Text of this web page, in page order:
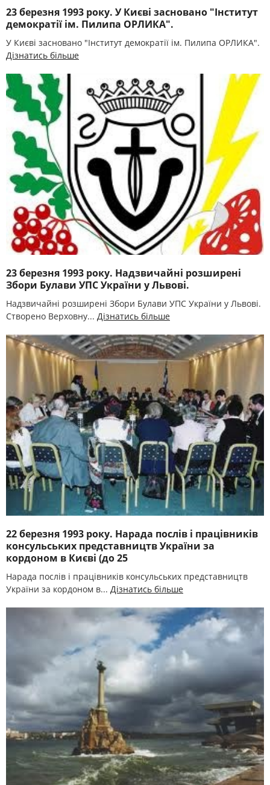
23 березня 1993 року. У Києві засновано "Інститут
демократії ім. Пилипа ОРЛИКА".
У Києві засновано "Інститут демократії ім. Пилипа ОРЛИКА".
Дізнатись більше
23 березня 1993 року. Надзвичайні розширені
Збори Булави УПС України у Львові.
Надзвичайні розширені Збори Булави УПС України у Львові.
Створено Верховну... Дізнатись більше
22 березня 1993 року. Нарада послів і працівників
консульських представництв України за
кордоном в Києві (до 25
Нарада послів і працівників консульських представництв
України за кордоном в... Дізнатись більше